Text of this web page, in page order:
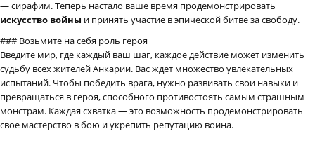
— сирафим. Теперь настало ваше время продемонстрировать
искусство войны и принять участие в эпической битве за свободу.
### Возьмите на себя роль героя
Введите мир, где каждый ваш шаг, каждое действие может изменить
судьбу всех жителей Анкарии. Вас ждет множество увлекательных
испытаний. Чтобы победить врага, нужно развивать свои навыки и
превращаться в героя, способного противостоять самым страшным
монстрам. Каждая схватка — это возможность продемонстрировать
свое мастерство в бою и укрепить репутацию воина.